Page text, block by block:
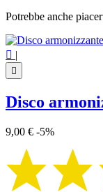
Potrebbe anche
 |

Disco
9,00 € -5%